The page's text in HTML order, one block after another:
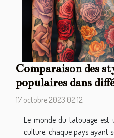
Comparaison des
populaires dans
17 octobre 2023 02:12
Le monde du tatouage est
culture, chaque pays ayant